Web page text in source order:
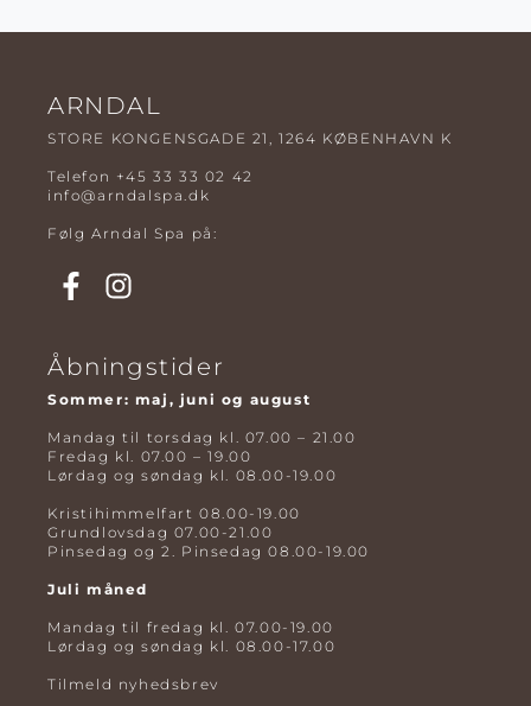
ARNDAL
STORE KONGENSGADE 21, 1264 KØBENHAVN K
Telefon +45 33 33 02 42
info@arndalspa.dk
Følg Arndal Spa på:
Åbningstider
Sommer: maj, juni og august
Mandag til torsdag kl. 07.00 – 21.00
Fredag kl. 07.00 – 19.00
Lørdag og søndag kl. 08.00-19.00
Kristihimmelfart 08.00-19.00
Grundlovsdag 07.00-21.00
Pinsedag og 2. Pinsedag 08.00-19.00
Juli måned
Mandag til fredag kl. 07.00-19.00
Lørdag og søndag kl. 08.00-17.00
Tilmeld nyhedsbrev